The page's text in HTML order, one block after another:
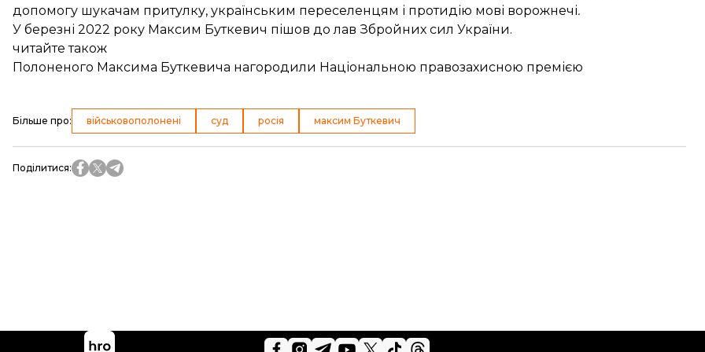
допомогу шукачам притулку, українським переселенцям і протидію мові ворожнечі.
У березні 2022 року Максим Буткевич пішов до лав Збройних сил України.
читайте також
Полоненого Максима Буткевича нагородили Національною правозахисною премією
Більше про: військовополонені суд росія максим Буткевич
Поділитися: